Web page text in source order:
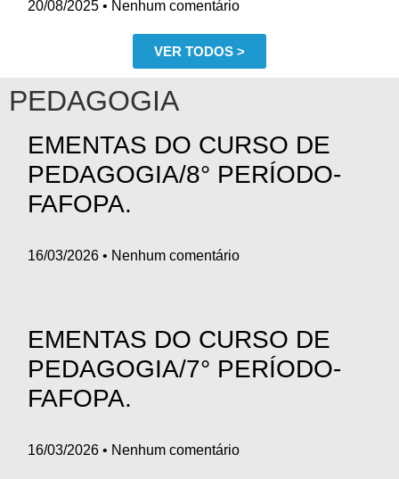
20/08/2025 Nenhum comentário
VER TODOS >
PEDAGOGIA
EMENTAS DO CURSO DE
PEDAGOGIA/8° PERÍODO-
FAFOPA.
16/03/2026 Nenhum comentário
EMENTAS DO CURSO DE
PEDAGOGIA/7° PERÍODO-
FAFOPA.
16/03/2026 Nenhum comentário